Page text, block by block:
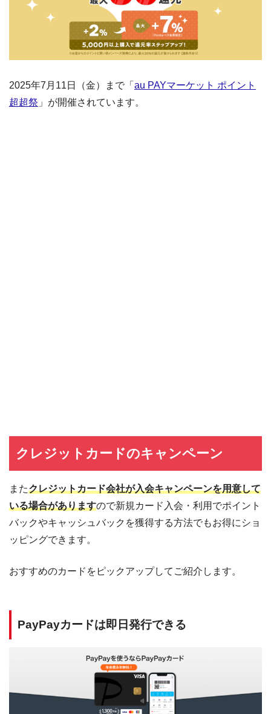
2025年7月11日（金）まで「 au PAYマーケット ポイント
超超祭 」が開催されています。
クレジットカードのキャンペーン
またクレジットカード会社が入会キャンペーンを用意して
いる場合がありますので新規カード入会・利用でポイント
バックやキャッシュバックを獲得する方法でもお得にショ
ッピングできます。
おすすめのカードをピックアップしてご紹介します。
PayPayカードは即日発行できる